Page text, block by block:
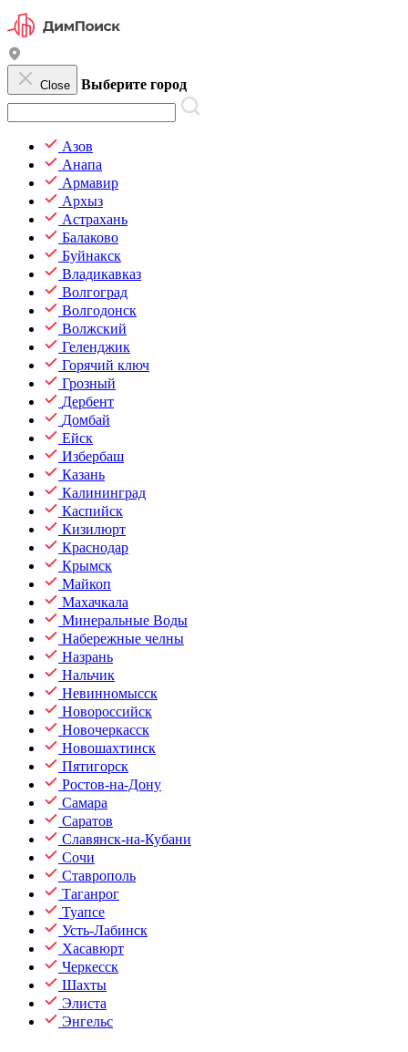
Close Выберите город
Азов
Анапа
Армавир
Архыз
Астрахань
Балаково
Буйнакск
Владикавказ
Волгоград
Волгодонск
Волжский
Геленджик
Горячий ключ
Грозный
Дербент
Домбай
Ейск
Избербаш
Казань
Калининград
Каспийск
Кизилюрт
Краснодар
Крымск
Майкоп
Махачкала
Минеральные Воды
Набережные челны
Назрань
Нальчик
Невинномысск
Новороссийск
Новочеркасск
Новошахтинск
Пятигорск
Ростов-на-Дону
Самара
Саратов
Славянск-на-Кубани
Сочи
Ставрополь
Таганрог
Туапсе
Усть-Лабинск
Хасавюрт
Черкесск
Шахты
Элиста
Энгельс